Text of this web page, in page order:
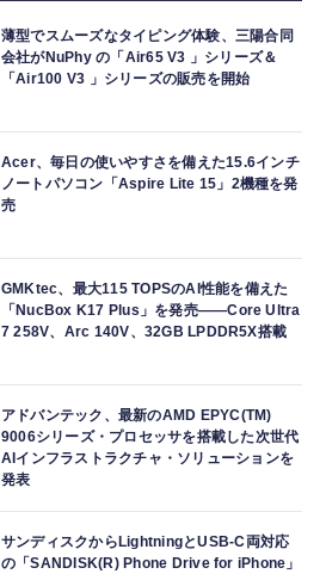
薄型でスムーズなタイピング体験、三陽合同
会社がNuPhy の「Air65 V3 」シリーズ＆
「Air100 V3 」シリーズの販売を開始
Acer、毎日の使いやすさを備えた15.6インチ
ノートパソコン「Aspire Lite 15」2機種を発
売
GMKtec、最大115 TOPSのAI性能を備えた
「NucBox K17 Plus」を発売――Core Ultra
7 258V、Arc 140V、32GB LPDDR5X搭載
アドバンテック、最新のAMD EPYC(TM)
9006シリーズ・プロセッサを搭載した次世代
AIインフラストラクチャ・ソリューションを
発表
サンディスクからLightningとUSB-C両対応
の「SANDISK(R) Phone Drive for iPhone」